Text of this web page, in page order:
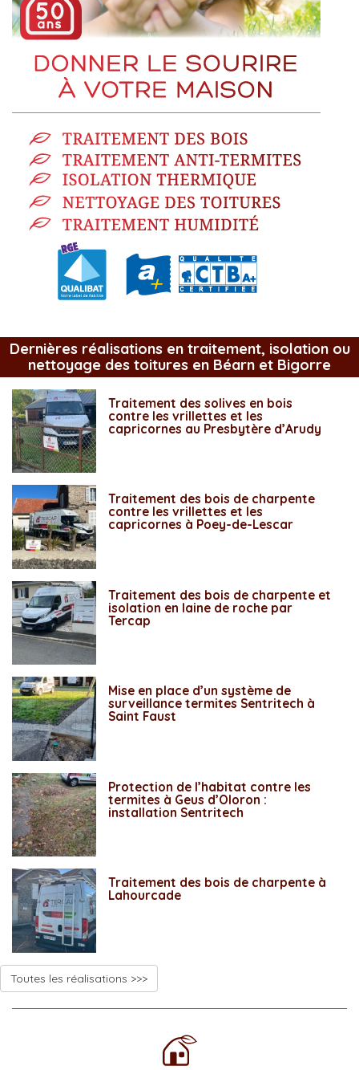
Dernières réalisations en traitement, isolation ou
nettoyage des toitures en Béarn et Bigorre
Traitement des solives en bois
contre les vrillettes et les
capricornes au Presbytère d’Arudy
Traitement des bois de charpente
contre les vrillettes et les
capricornes à Poey-de-Lescar
Traitement des bois de charpente et
isolation en laine de roche par
Tercap
Mise en place d’un système de
surveillance termites Sentritech à
Saint Faust
Protection de l’habitat contre les
termites à Geus d’Oloron :
installation Sentritech
Traitement des bois de charpente à
Lahourcade
Toutes les réalisations >>>